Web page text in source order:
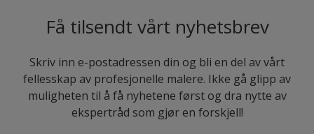
Få tilsendt vårt nyhetsbrev
Skriv inn e-postadressen din og bli en del av vårt
fellesskap av profesjonelle malere. Ikke gå glipp av
muligheten til å få nyhetene først og dra nytte av
ekspertråd som gjør en forskjell!